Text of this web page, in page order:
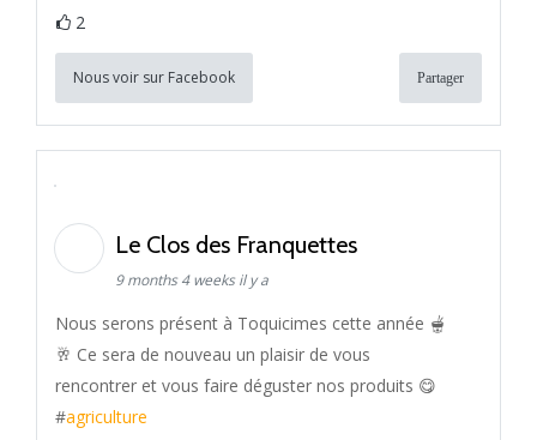
2
Nous voir sur Facebook Partager
Le Clos des Franquettes
9 months 4 weeks il y a
Nous serons présent à Toquicimes cette année 🫕
🥂 Ce sera de nouveau un plaisir de vous
rencontrer et vous faire déguster nos produits 😋
#agriculture